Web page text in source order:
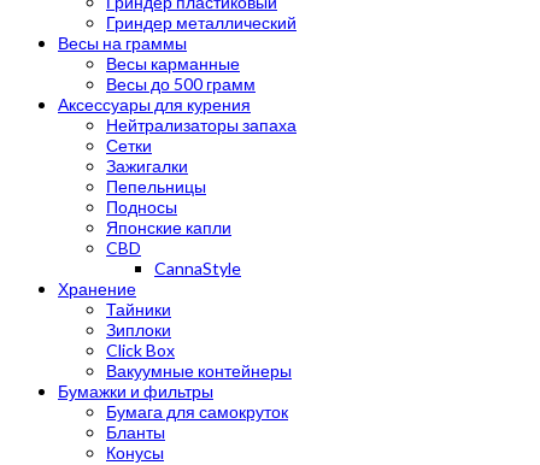
Гриндер металлический
Весы на граммы
Весы карманные
Весы до 500 грамм
Аксессуары для курения
Нейтрализаторы запаха
Сетки
Зажигалки
Пепельницы
Подносы
Японские капли
CBD
CannaStyle
Хранение
Тайники
Зиплоки
Click Box
Вакуумные контейнеры
Бумажки и фильтры
Бумага для самокруток
Бланты
Конусы